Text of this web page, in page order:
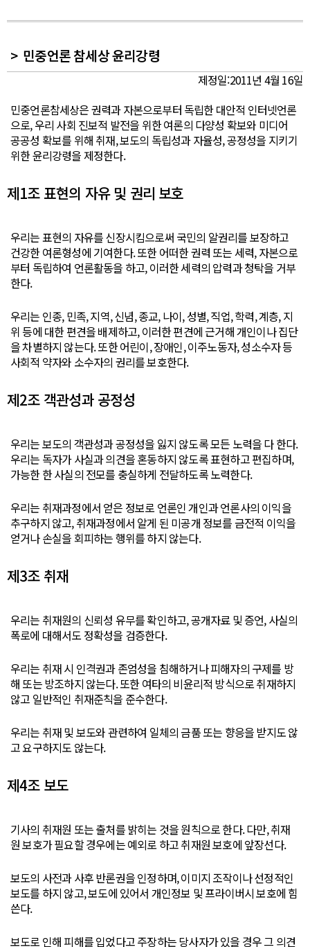
민중언론 참세상 윤리강령
제정일:2011년 4월 16일
민중언론참세상은 권력과 자본으로부터 독립한 대안적 인터넷언론
으로, 우리 사회 진보적 발전을 위한 여론의 다양성 확보와 미디어
공공성 확보를 위해 취재, 보도의 독립성과 자율성, 공정성을 지키기
위한 윤리강령을 제정한다.
제1조 표현의 자유 및 권리 보호
우리는 표현의 자유를 신장시킴으로써 국민의 알권리를 보장하고
건강한 여론형성에 기여한다. 또한 어떠한 권력 또는 세력, 자본으로
부터 독립하여 언론활동을 하고, 이러한 세력의 압력과 청탁을 거부
한다.
우리는 인종, 민족, 지역, 신념, 종교, 나이, 성별, 직업, 학력, 계층, 지
위 등에 대한 편견을 배제하고, 이러한 편견에 근거해 개인이나 집단
을 차별하지 않는다. 또한 어린이, 장애인, 이주노동자, 성소수자 등
사회적 약자와 소수자의 권리를 보호한다.
제2조 객관성과 공정성
우리는 보도의 객관성과 공정성을 잃지 않도록 모든 노력을 다 한다.
우리는 독자가 사실과 의견을 혼동하지 않도록 표현하고 편집하며,
가능한 한 사실의 전모를 충실하게 전달하도록 노력한다.
우리는 취재과정에서 얻은 정보로 언론인 개인과 언론사의 이익을
추구하지 않고, 취재과정에서 알게 된 미공개 정보를 금전적 이익을
얻거나 손실을 회피하는 행위를 하지 않는다.
제3조 취재
우리는 취재원의 신뢰성 유무를 확인하고, 공개자료 및 증언, 사실의
폭로에 대해서도 정확성을 검증한다.
우리는 취재 시 인격권과 존엄성을 침해하거나 피해자의 구제를 방
해 또는 방조하지 않는다. 또한 여타의 비윤리적 방식으로 취재하지
않고 일반적인 취재준칙을 준수한다.
우리는 취재 및 보도와 관련하여 일체의 금품 또는 향응을 받지도 않
고 요구하지도 않는다.
제4조 보도
기사의 취재원 또는 출처를 밝히는 것을 원칙으로 한다. 다만, 취재
원 보호가 필요할 경우에는 예외로 하고 취재원 보호에 앞장선다.
보도의 사전과 사후 반론권을 인정하며, 이미지 조작이나 선정적인
보도를 하지 않고, 보도에 있어서 개인정보 및 프라이버시 보호에 힘
쓴다.
보도로 인해 피해를 입었다고 주장하는 당사자가 있을 경우 그 의견